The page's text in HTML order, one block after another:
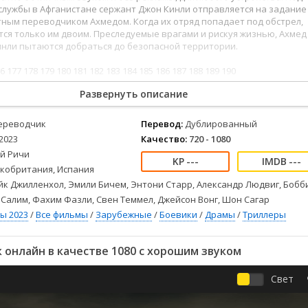
Детские
Драмы
Спорт
Триллеры
Ужасы
Фантастика
2022
2021
Русские
Зарубежные
Фильмы из соцетей
в Афганистане сержант Джон Кинли отправляется на задание
переводчиком Ахмедом. Когда их отряд попадает под обстрел,
только им двоим. Преследуемые врагами и рискуя жизнью, Ахмед
пытаются добраться до безопасной территории.
177 178 179 180 181 182 183 184 185 186 187 188 189 190
Развернуть описание
Ричи
Испания
Перевод: Дублированный
Качество: 720 - 1080
--- ---
Джилленхол, Эмили Бичем, Энтони Старр, Александр Людвиг,
Фахим Фазли, Свен Теммел, Джейсон Вонг, Шон Сагар
2023 /Все фильмы / Зарубежные /Боевики /Драмы /Триллеры
в качестве 1080 с хорошим звуком
Свет